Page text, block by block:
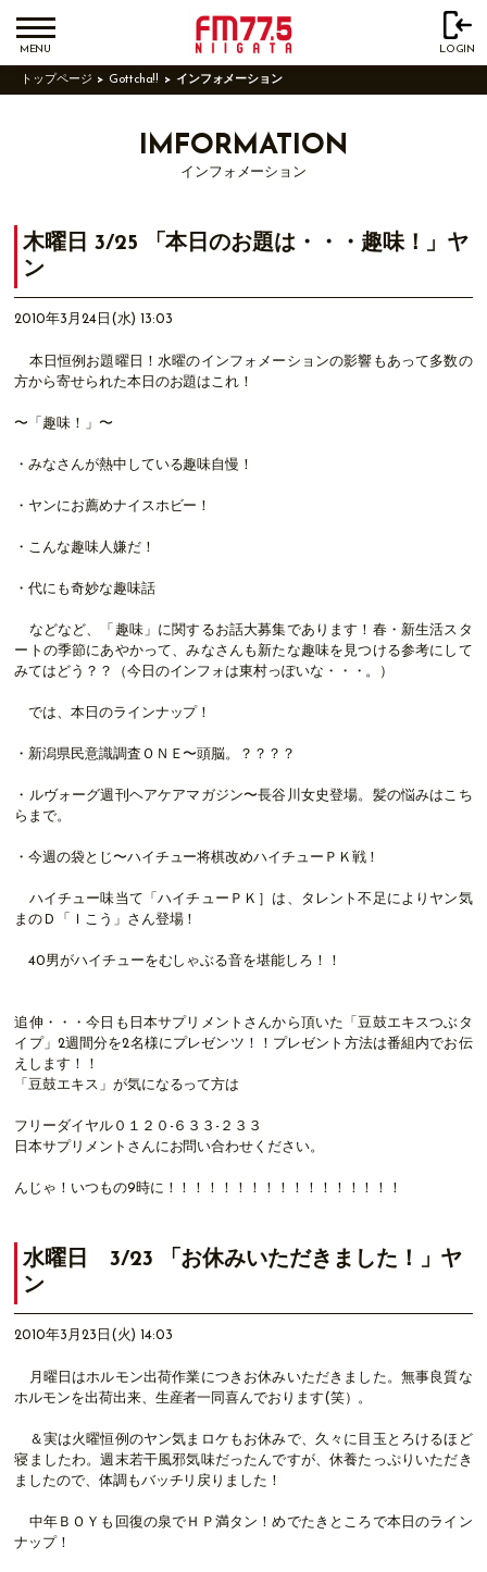
MENU LOGIN
トップページ Gottcha!! インフォメーション
IMFORMATION
インフォメーション
木曜日 3/25 「本日のお題は・・・趣味！」ヤ
ン
2010年3月24日(水) 13:03
本日恒例お題曜日！水曜のインフォメーションの影響もあって多数の
方から寄せられた本日のお題はこれ！
〜「趣味！」〜
・みなさんが熱中している趣味自慢！
・ヤンにお薦めナイスホビー！
・こんな趣味人嫌だ！
・代にも奇妙な趣味話
などなど、「趣味」に関するお話大募集であります！春・新生活スタ
ートの季節にあやかって、みなさんも新たな趣味を見つける参考にして
みてはどう？？（今日のインフォは東村っぽいな・・・。）
では、本日のラインナップ！
・新潟県民意識調査ＯＮＥ〜頭脳。？？？？
・ルヴォーグ週刊ヘアケアマガジン〜長谷川女史登場。髪の悩みはこち
らまで。
・今週の袋とじ〜ハイチュー将棋改めハイチューＰＫ戦！
ハイチュー味当て「ハイチューＰＫ］は、タレント不足によりヤン気
まのＤ「Ｉこう」さん登場！
40男がハイチューをむしゃぶる音を堪能しろ！！
追伸・・・今日も日本サプリメントさんから頂いた「豆鼓エキスつぶタ
イプ」2週間分を2名様にプレゼンツ！！プレゼント方法は番組内でお伝
えします！！
「豆鼓エキス」が気になるって方は
フリーダイヤル０１２０-６３３-２３３
日本サプリメントさんにお問い合わせください。
んじゃ！いつもの9時に！！！！！！！！！！！！！！！！！
水曜日 3/23 「お休みいただきました！」ヤ
ン
2010年3月23日(火) 14:03
月曜日はホルモン出荷作業につきお休みいただきました。無事良質な
ホルモンを出荷出来、生産者一同喜んでおります(笑）。
＆実は火曜恒例のヤン気まロケもお休みで、久々に目玉とろけるほど
寝ましたわ。週末若干風邪気味だったんですが、休養たっぷりいただき
ましたので、体調もバッチリ戻りました！
中年ＢＯＹも回復の泉でＨＰ満タン！めでたきところで本日のライン
ナップ！